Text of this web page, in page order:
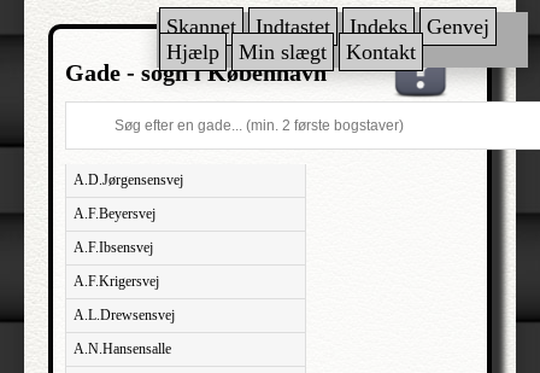
Skannet Indtastet Indeks
Genvej
Hjælp
Min slægt Kontakt
Gade - sogn i København
A.D.Jørgensensvej
A.F.Beyersvej
A.F.Ibsensvej
A.F.Krigersvej
A.L.Drewsensvej
A.N.Hansensalle